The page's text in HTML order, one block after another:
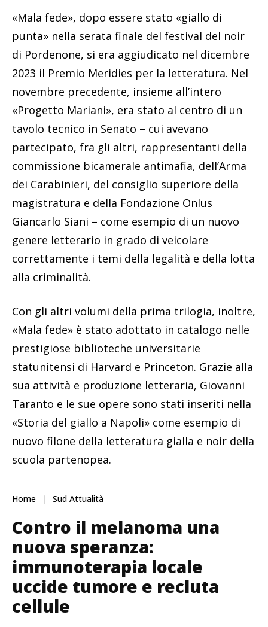
«Mala fede», dopo essere stato «giallo di
punta» nella serata finale del festival del noir
di Pordenone, si era aggiudicato nel dicembre
2023 il Premio Meridies per la letteratura. Nel
novembre precedente, insieme all’intero
«Progetto Mariani», era stato al centro di un
tavolo tecnico in Senato – cui avevano
partecipato, fra gli altri, rappresentanti della
commissione bicamerale antimafia, dell’Arma
dei Carabinieri, del consiglio superiore della
magistratura e della Fondazione Onlus
Giancarlo Siani – come esempio di un nuovo
genere letterario in grado di veicolare
correttamente i temi della legalità e della lotta
alla criminalità.
Con gli altri volumi della prima trilogia, inoltre,
«Mala fede» è stato adottato in catalogo nelle
prestigiose biblioteche universitarie
statunitensi di Harvard e Princeton. Grazie alla
sua attività e produzione letteraria, Giovanni
Taranto e le sue opere sono stati inseriti nella
«Storia del giallo a Napoli» come esempio di
nuovo filone della letteratura gialla e noir della
scuola partenopea.
Home Sud Attualità
Contro il melanoma una
nuova speranza:
immunoterapia locale
uccide tumore e recluta
cellule